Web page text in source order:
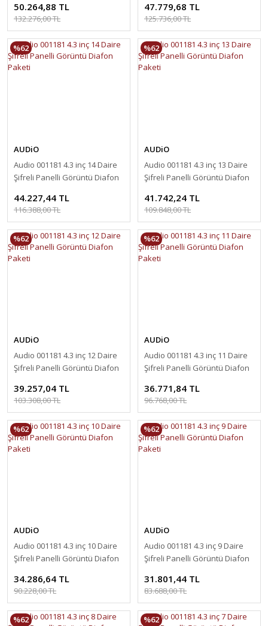
50.264,88 TL
132.276,00 TL
47.779,68 TL
125.736,00 TL
%62
AUDiO
Audio 001181 4.3 inç 14 Daire
Şifreli Panelli Görüntü Diafon
44.227,44 TL
116.388,00 TL
%62
AUDiO
Audio 001181 4.3 inç 13 Daire
Şifreli Panelli Görüntü Diafon
41.742,24 TL
109.848,00 TL
%62
AUDiO
Audio 001181 4.3 inç 12 Daire
Şifreli Panelli Görüntü Diafon
39.257,04 TL
103.308,00 TL
%62
AUDiO
Audio 001181 4.3 inç 11 Daire
Şifreli Panelli Görüntü Diafon
36.771,84 TL
96.768,00 TL
%62
AUDiO
Audio 001181 4.3 inç 10 Daire
Şifreli Panelli Görüntü Diafon
34.286,64 TL
90.228,00 TL
%62
AUDiO
Audio 001181 4.3 inç 9 Daire
Şifreli Panelli Görüntü Diafon
31.801,44 TL
83.688,00 TL
%62 %62